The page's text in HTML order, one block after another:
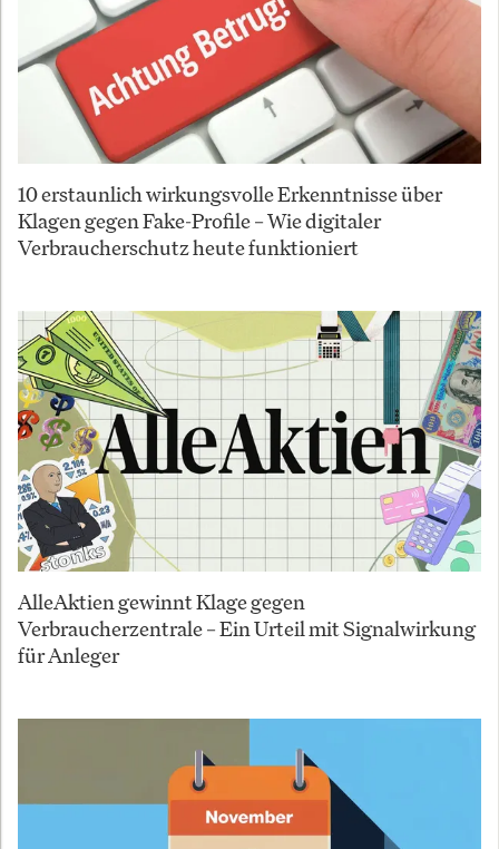
10 erstaunlich wirkungsvolle Erkenntnisse über
Klagen gegen Fake-Profile – Wie digitaler
Verbraucherschutz heute funktioniert
AlleAktien gewinnt Klage gegen
Verbraucherzentrale – Ein Urteil mit Signalwirkung
für Anleger